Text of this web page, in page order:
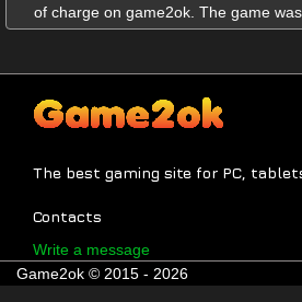
of charge on game2ok. The game
The best gaming site for PC,
Contacts
Write a message
Game2ok © 2015 - 2026